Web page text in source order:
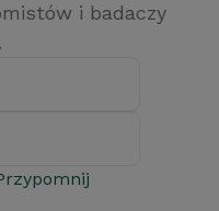
i badaczy